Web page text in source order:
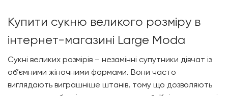
Купити сукню великого розміру в
інтернет-магазині Large Moda
Сукні великих розмірів – незамінні супутники дівчат із
об’ємними жіночними формами. Вони часто
виглядають виграшніше штанів, тому що дозволяють